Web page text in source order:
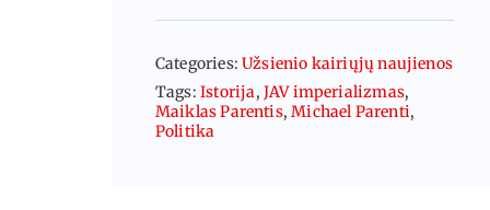
Categories:Užsienio kairiųjų naujienos
Tags:Istorija, JAV imperializmas,
Maiklas Parentis,Michael Parenti,
Politika